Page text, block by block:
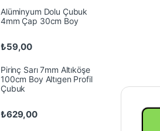
Alüminyum Dolu Çubuk
4mm Çap 30cm Boy
₺59,00
Pirinç Sarı 7mm Altıköşe
100cm Boy Altıgen Profil
Çubuk
₺629,00